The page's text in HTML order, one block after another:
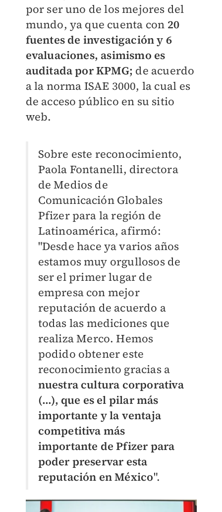
por ser uno de los mejores del
mundo, ya que cuenta con 20
fuentes de investigación y 6
evaluaciones, asimismo es
auditada por KPMG; de acuerdo
a la norma ISAE 3000, la cual es
de acceso público en su sitio
web.
Sobre este reconocimiento,
Paola Fontanelli, directora
de Medios de
Comunicación Globales
Pfizer para la región de
Latinoamérica, afirmó:
"Desde hace ya varios años
estamos muy orgullosos de
ser el primer lugar de
empresa con mejor
reputación de acuerdo a
todas las mediciones que
realiza Merco. Hemos
podido obtener este
reconocimiento gracias a
nuestra cultura corporativa
(...), que es el pilar más
importante y la ventaja
competitiva más
importante de Pfizer para
poder preservar esta
reputación en México".